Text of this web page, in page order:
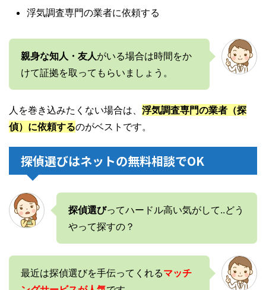
浮気調査専門の業者に依頼する
親身な知人・友人がいる場合は時間をか
けて証拠を取ってもらいましょう。
人を巻き込みたくない場合は、 浮気調査専門の業者（探
偵）に依頼するのがベストです。
探偵選びはネットの無料相談でOK
探偵選びってハードル高い気がして..どう
やって探すの？
最近は探偵選びを手伝ってくれるマッチ